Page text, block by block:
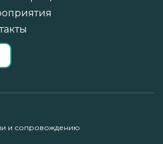
и сопровождению